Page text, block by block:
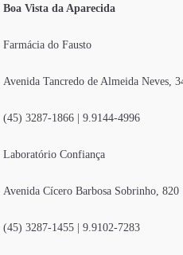
Boa Vista da Aparecida
Farmácia do Fausto
Avenida Tancredo de Almeida Neves,
(45) 3287-1866 | 9.9144-4996
Laboratório Confiança
Avenida Cícero Barbosa Sobrinho, 820
(45) 3287-1455 | 9.9102-7283